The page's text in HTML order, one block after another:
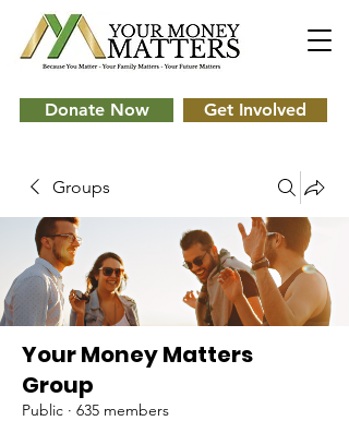
Donate Now Get Involved
Groups
Your Money Matters
Group
Public · 635 members